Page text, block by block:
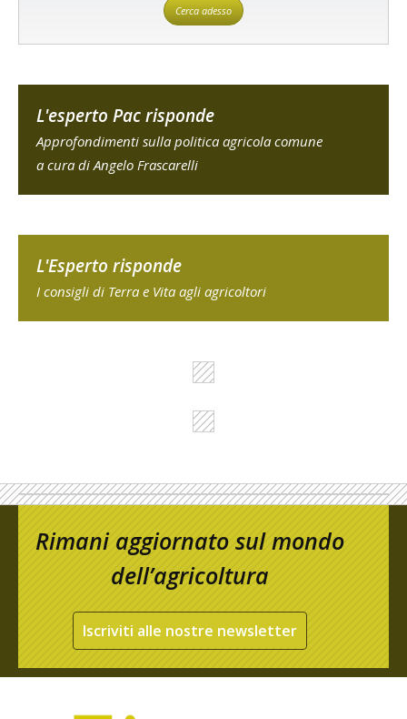
Cerca adesso
L'esperto Pac risponde
Approfondimenti sulla politica agricola comune
a cura di Angelo Frascarelli
L'Esperto risponde
I consigli di Terra e Vita agli agricoltori
Rimani aggiornato sul mondo
dell’agricoltura
Iscriviti alle nostre newsletter